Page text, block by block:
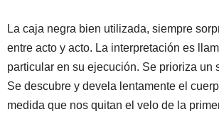
La caja negra bien utilizada, siempre
entre acto y acto. La interpretación es
particular en su ejecución. Se prioriza un
Se descubre y devela lentamente el
medida que nos quitan el velo de la